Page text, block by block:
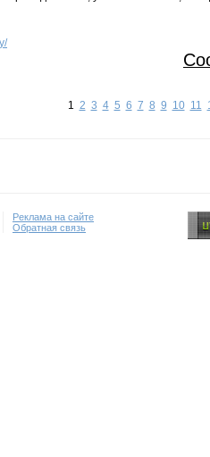
1 2 3 4 5 6 7 8 9 10 11
Реклама на сайте
Обратная связь